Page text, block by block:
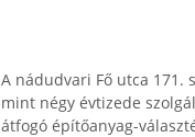
A nádudvari Fő utca 171.
mint négy évtizede
átfogó építőanyag-